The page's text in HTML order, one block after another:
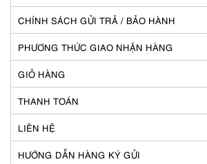
CHÍNH SÁCH GỬI TRẢ / BẢO HÀNH
PHƯƠNG THỨC GIAO NHẬN HÀNG
GIỎ HÀNG
THANH TOÁN
LIÊN HỆ
HƯỚNG DẪN HÀNG KÝ GỬI